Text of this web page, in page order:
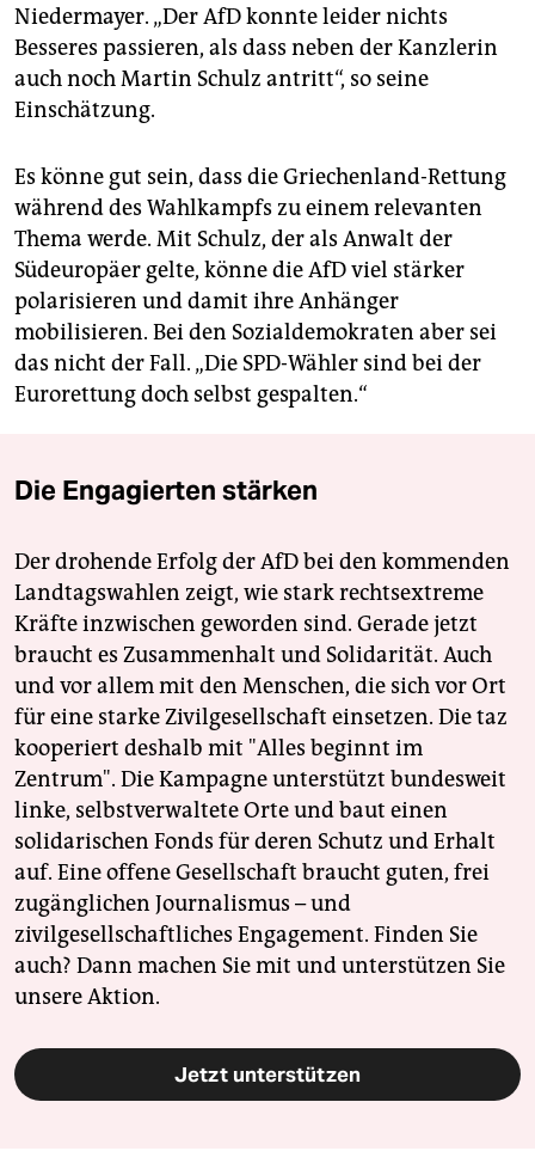
Niedermayer. „Der AfD konnte leider nichts
Besseres passieren, als dass neben der Kanzlerin
auch noch Martin Schulz antritt“, so seine
Einschätzung.
Es könne gut sein, dass die Griechenland-Rettung
während des Wahlkampfs zu einem relevanten
Thema werde. Mit Schulz, der als Anwalt der
Südeuropäer gelte, könne die AfD viel stärker
polarisieren und ­damit ihre Anhänger
mobilisieren. Bei den Sozialdemokraten aber sei
das nicht der Fall. „Die SPD-Wähler sind bei der
Eurorettung doch selbst gespalten.“
Die Engagierten stärken
Der drohende Erfolg der AfD bei den kommenden
Landtagswahlen zeigt, wie stark rechtsextreme
Kräfte inzwischen geworden sind. Gerade jetzt
braucht es Zusammenhalt und Solidarität. Auch
und vor allem mit den Menschen, die sich vor Ort
für eine starke Zivilgesellschaft einsetzen. Die taz
kooperiert deshalb mit "Alles beginnt im
Zentrum". Die Kampagne unterstützt bundesweit
linke, selbstverwaltete Orte und baut einen
solidarischen Fonds für deren Schutz und Erhalt
auf. Eine offene Gesellschaft braucht guten, frei
zugänglichen Journalismus – und
zivilgesellschaftliches Engagement. Finden Sie
auch? Dann machen Sie mit und unterstützen Sie
unsere Aktion.
Jetzt unterstützen